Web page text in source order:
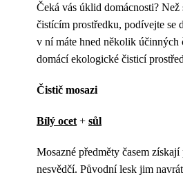
Čeká vás úklid domácnosti? Než
čistícím prostředku, podívejte se
v ní máte hned několik účinných
domácí ekologické čisticí
Čistič mosazi
Bílý ocet+ sůl
Mosazné předměty časem
nesvědčí. Původní lesk jim